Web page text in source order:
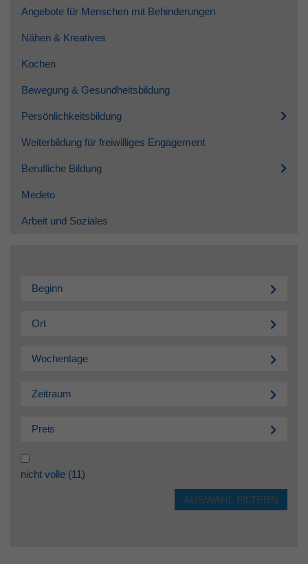
Angebote für Menschen mit Behinderungen
Nähen & Kreatives
Kochen
Bewegung & Gesundheitsbildung
Persönlichkeitsbildung
Weiterbildung für freiwilliges Engagement
Berufliche Bildung
Medeto
Arbeit und Soziales
Beginn
Ort
Wochentage
Zeitraum
Preis
nicht volle (11)